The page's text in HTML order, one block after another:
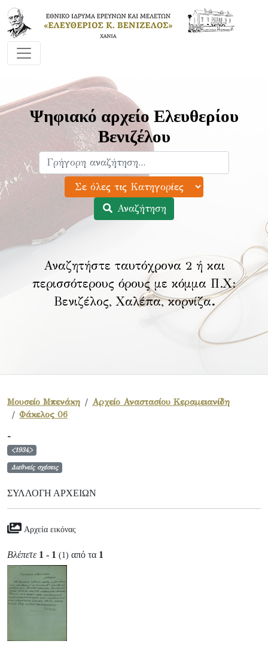
Ψηφιακό αρχείο Ελευθερίου
Βενιζέλου
Αναζήτηση
Αναζητήστε ταυτόχρονα 2 ή και
περισσότερους όρους με κόμμα Π.Χ:
Βενιζέλος, Χαλέπα, κορνίζα.
Μουσείο Μπενάκη
Αρχείο Αναστασίου Κεραμειανίδη
Φάκελος 06
-
<1934>
Διεθνείς σχέσεις
ΣΥΛΛΟΓΉ ΑΡΧΕΊΩΝ
Αρχεία εικόνας
Βλέπετε 1 - 1 (1) από τα 1